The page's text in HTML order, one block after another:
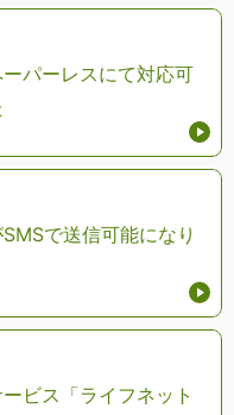
パーレスにて対応可
で送信可能になり
ビス「ライフネット